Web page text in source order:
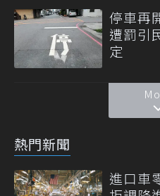
停車再
遭罰引
定
熱門新聞
進口車